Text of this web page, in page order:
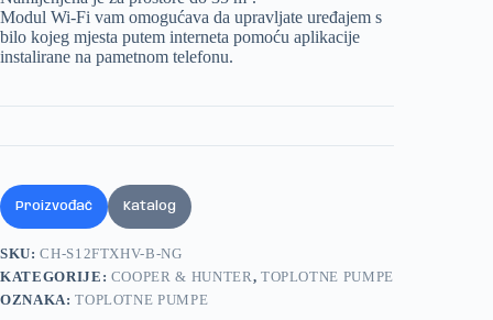
Modul Wi-Fi vam omogućava da upravljate uređajem s
bilo kojeg mjesta putem interneta pomoću aplikacije
instalirane na pametnom telefonu.
Proizvođač Katalog
SKU:CH-S12FTXHV-B-NG
KATEGORIJE: COOPER & HUNTER, TOPLOTNE PUMPE
OZNAKA:TOPLOTNE PUMPE